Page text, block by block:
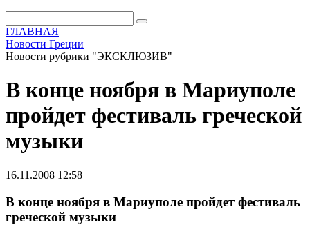
ГЛАВНАЯ
Новости Греции
Новости рубрики "ЭКСКЛЮЗИВ"
В конце ноября в Мариуполе
пройдет фестиваль греческой
музыки
16.11.2008 12:58
В конце ноября в Мариуполе пройдет фестиваль
греческой музыки